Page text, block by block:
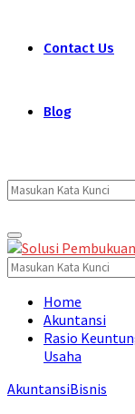
Contact Us
Blog
Search
for:
Primary
Menu
Search
for:
Home
Akuntansi
Rasio
Usaha
AkuntansiBisnis